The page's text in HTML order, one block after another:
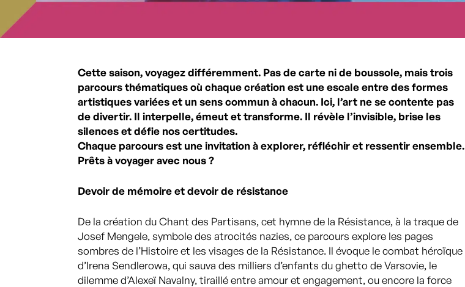
Cette saison, voyagez différemment. Pas de carte ni de boussole, mais trois
parcours thématiques où chaque création est une escale entre des formes
artistiques variées et un sens commun à chacun. Ici, l’art ne se contente pas
de divertir. Il interpelle, émeut et transforme. Il révèle l’invisible, brise les
silences et défie nos certitudes.
Chaque parcours est une invitation à explorer, réfléchir et ressentir ensemble.
Prêts à voyager avec nous ?
Devoir de mémoire et devoir de résistance
De la création du Chant des Partisans, cet hymne de la Résistance, à la traque de
Josef Mengele, symbole des atrocités nazies, ce parcours explore les pages
sombres de l’Histoire et les visages de la Résistance. Il évoque le combat héroïque
d’Irena Sendlerowa, qui sauva des milliers d’enfants du ghetto de Varsovie, le
dilemme d’Alexeï Navalny, tiraillé entre amour et engagement, ou encore la force